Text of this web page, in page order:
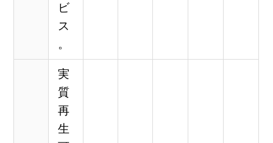
ビ
ス
。
実
質
再
生